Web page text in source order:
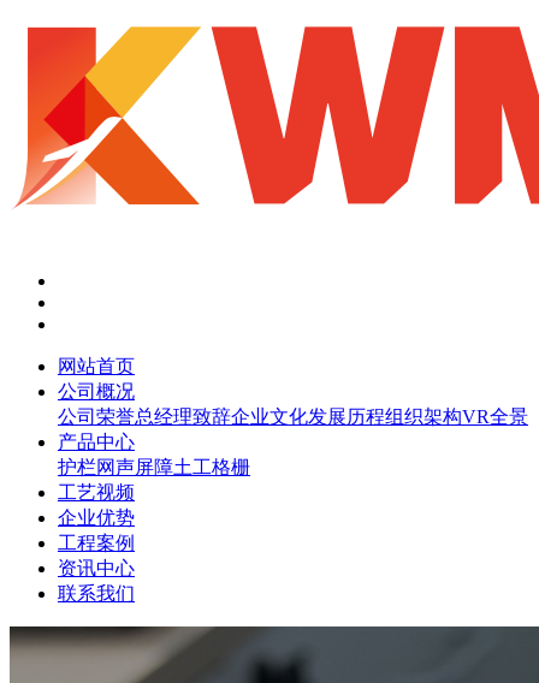
网站首页
公司概况
公司荣誉总经理致辞企业文化发展历程组织架构VR全景
产品中心
护栏网声屏障土工格栅
工艺视频
企业优势
工程案例
资讯中心
联系我们